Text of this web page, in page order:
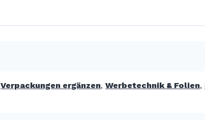
Verpackungen ergänzen, Werbetechnik & Folien,